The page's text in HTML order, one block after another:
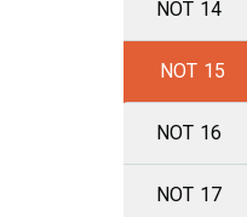
NOT 14
NOT 15
NOT 16
NOT 17